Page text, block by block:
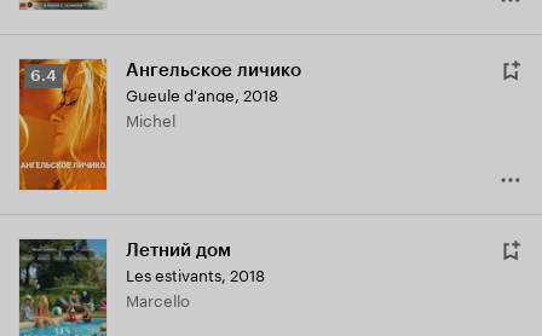
Рейтинг
Кинопоиска
6.4
6.4 Ангельское личико
Gueule d'ange, 2018
Michel
Летний дом
Les estivants, 2018
Marcello